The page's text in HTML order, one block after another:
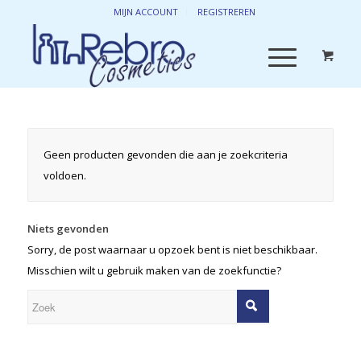
MIJN ACCOUNT REGISTREREN
Geen producten gevonden die aan je zoekcriteria
voldoen.
Niets gevonden
Sorry, de post waarnaar u opzoek bent is niet beschikbaar.
Misschien wilt u gebruik maken van de zoekfunctie?